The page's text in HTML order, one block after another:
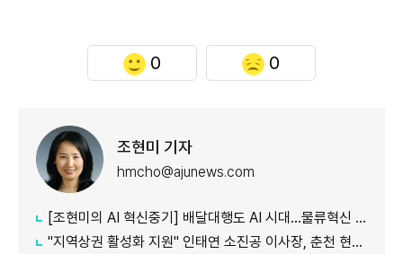
0 0
조현미 기자
hmcho@ajunews.com
[조현미의 AI 혁신중기] 배달대행도 AI 시대…물류혁신 선도하는 부릉
"지역상권 활성화 지원" 인태연 소진공 이사장, 춘천 현장방문